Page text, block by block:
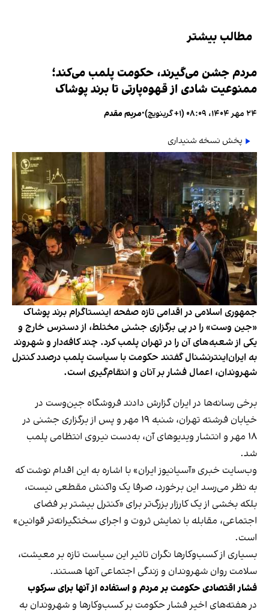
مطالب بیشتر
مردم جشن می‌گیرند، حکومت پلمب می‌کند؛
ممنوعیت شادی از قهوه‌پارتی تا برند پوشاک
۲۴ مهر ۱۴۰۴، ۰۸:۰۹ (‎+۱ گرینویچ) •مریم مقدم
پخش نسخه شنیداری
جمهوری اسلامی در اقدامی تازه صفحه اینستاگرام برند پوشاک
«جین وست» را در پی برگزاری جشنی مختلط، از دسترس خارج و
یکی از شعبه‌های آن را در تهران پلمب کرد. چند کافه‌‌دار و شهروند
به ایران‌اینترنشنال گفتند حکومت با سیاست پلمب درصدد کنترل
شهروندان، اعمال فشار بر آنان و انتقام‌گیری است.
برخی رسانه‌ها در ایران گزارش دادند فروشگاه جین‌وست در
خیابان فرشته تهران، شنبه ۱۹ مهر و پس از برگزاری جشنی در
۱۸ مهر و انتشار ویدیوهای آن، به‌دست نیروی انتظامی پلمب
شد.
وب‌سایت خبری «آسیانیوز ایران» با اشاره به این اقدام نوشت که
به نظر می‌رسد این برخورد، صرفا یک واکنش مقطعی نیست،
بلکه بخشی از یک کارزار بزرگ‌تر برای «کنترل بیشتر بر فضای
اجتماعی، مقابله با نمایش ثروت و اجرای سختگیرانه‌تر قوانین»
است.
بسیاری از کسب‌وکارها نگران تاثیر این سیاست‌ تازه بر معیشت،
سلامت روان شهروندان و زندگی اجتماعی آنها هستند.
فشار اقتصادی حکومت بر مردم و استفاده از آنها برای سرکوب
در هفته‌های اخیر فشار حکومت بر کسب‌وکارها و شهروندان به